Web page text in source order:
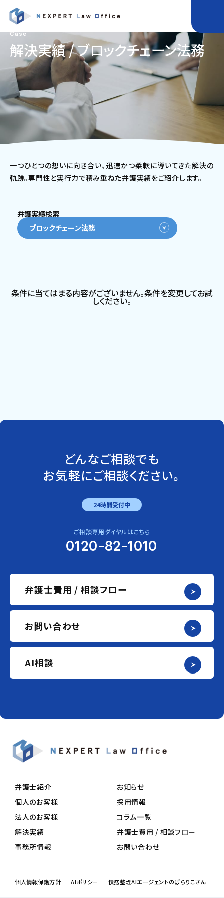
Case
解決実績 / ブロックチェーン法務
一つひとつの想いに向き合い、迅速かつ柔軟に導いてきた解決の
軌跡。専門性と実行力で積み重ねた弁護実績をご紹介します。
弁護実績検索
ブロックチェーン法務
条件に当てはまる内容がございません。条件を変更してお試
しください。
どんなご相談でも
お気軽にご相談ください。
24時間受付中
ご相談専用ダイヤルはこちら
0120-82-1010
弁護士費用 / 相談フロー
お問い合わせ
AI相談
弁護士紹介
個人のお客様
法人のお客様
解決実績
事務所情報
お知らせ
採用情報
コラム一覧
弁護士費用 / 相談フロー
お問い合わせ
個人情報保護方針 AIポリシー 債務整理AIエージェントのぱらりこさん